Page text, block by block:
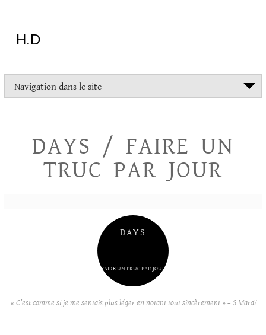
H.D
Navigation dans le site
DAYS / FAIRE UN
TRUC PAR JOUR
DAYS
–
FAIRE UN TRUC PAR JOUR
« C’est comme si je me sentais plus léger en notant tout sincèrement » – S Maraï